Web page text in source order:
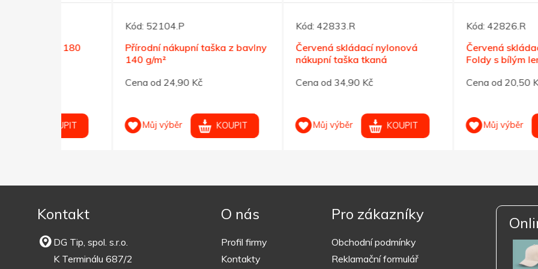
52104.P
Přírodní nákupní taška z bavlny
Cena od 24,90 Kč
Můj výběr KOUPIT
42833.R
Červená skládací nylonová
nákupní taška tkaná
Cena od 34,90 Kč
Můj výběr KOUPIT
42826.R
Červená skládací nákupní
Foldy s bílým lemem
Cena od 20,50 Kč
Můj výběr KOUPIT
Kontakt
DG Tip, spol. s.r.o.
K Terminálu 687/2
O nás
Profil firmy
Kontakty
Pro zákazníky
Obchodní podmínky
Reklamační formulář